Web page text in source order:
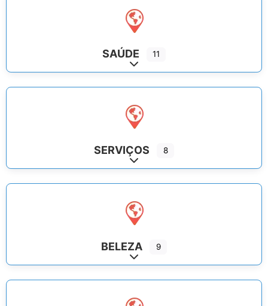
SAÚDE 11
Expand sub-categories
SERVIÇOS 8
Expand sub-categories
BELEZA 9
Expand sub-categories